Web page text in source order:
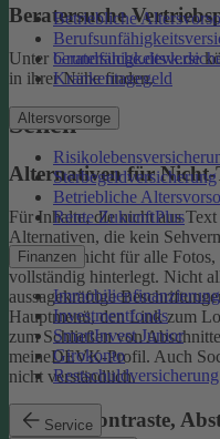
Betriebliche
Krankentagegeld
Altersvorsorge
Sterbegeldversicherung
Betriebliche
Rente ZukunftPlus
Finanzen
Immobilienfinanzierung
Investmentfonds
SmartInvest Junior
Girokonto
Restschuldversicherung
Service
Beratersuche
Unter beratersuche.devk.de
in ihrer Nähe finden.
Sehen
Alternativen für Nicht-
Für Inhalte, die nicht aus
Alternativen, die kein
sind noch nicht für alle
vollständig hinterlegt. Nicht
aussagekräftige
Hauptmenü, den Link zum
zum Schließen von
meineDEVK-Profil. Auch
nicht verständlich.
Schrift, Kontraste,